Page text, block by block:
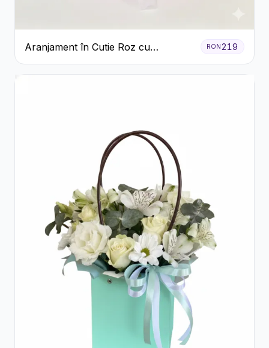
Aranjament în Cutie Roz cu
Crizanteme Albe și Lila
RON219